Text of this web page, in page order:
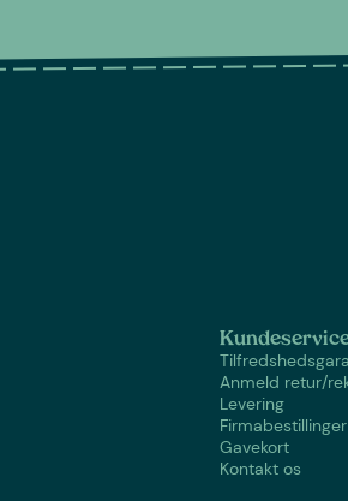
Anmeld retur/
Levering
Firmabestillinger
Gavekort
Kontakt os